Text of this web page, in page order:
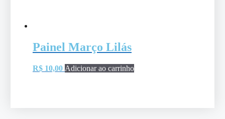
Painel Março Lilás
R$10,00 Adicionar ao carrinho